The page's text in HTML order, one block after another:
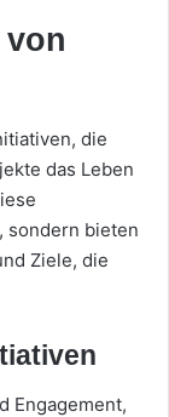
die
das Leben
sondern bieten
Ziele, die
Engagement,